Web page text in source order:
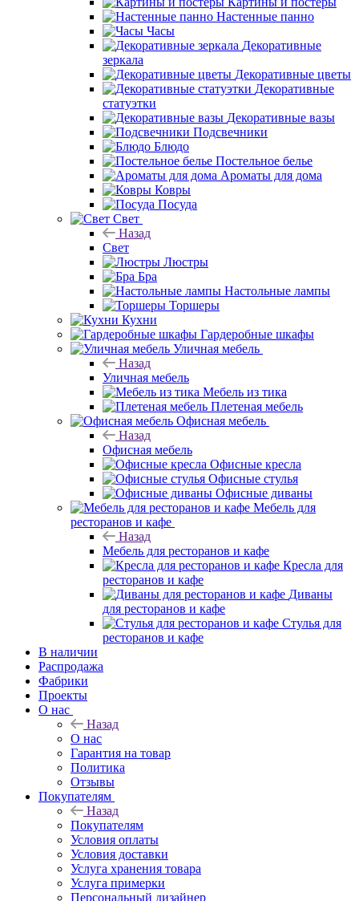
Настенные панно
Часы
Декоративные
зеркала
Декоративные цветы
Декоративные
статуэтки
Декоративные вазы
Подсвечники
Блюдо
Постельное белье
Ароматы для дома
Ковры
Посуда
Свет
Назад
Свет
Люстры
Бра
Настольные лампы
Торшеры
Кухни
Гардеробные шкафы
Уличная мебель
Назад
Уличная мебель
Мебель из тика
Плетеная мебель
Офисная мебель
Назад
Офисная мебель
Офисные кресла
Офисные стулья
Офисные диваны
Мебель для
ресторанов и кафе
Назад
Мебель для ресторанов и кафе
Кресла для
ресторанов и кафе
Диваны
для ресторанов и кафе
Стулья для
ресторанов и кафе
В наличии
Распродажа
Фабрики
Проекты
О нас
Назад
О нас
Гарантия на товар
Политика
Отзывы
Покупателям
Назад
Покупателям
Условия оплаты
Условия доставки
Услуга хранения товара
Услуга примерки
Персональный дизайнер